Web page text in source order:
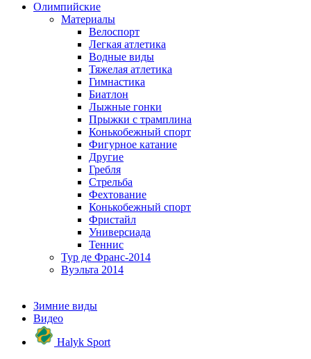
Олимпийские
Материалы
Велоспорт
Легкая атлетика
Водные виды
Тяжелая атлетика
Гимнастика
Биатлон
Лыжные гонки
Прыжки с трамплина
Конькобежный спорт
Фигурное катание
Другие
Гребля
Стрельба
Фехтование
Конькобежный спорт
Фристайл
Универсиада
Теннис
Тур де Франс-2014
Вуэльта 2014
Зимние виды
Видео
Halyk Sport